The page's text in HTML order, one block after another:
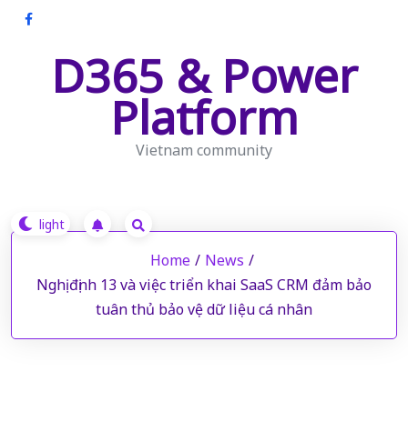
Skip
D365 & Power
Platform
Vietnam community
Home / News /
Nghị định 13 và việc triển khai SaaS CRM đảm bảo
tuân thủ bảo vệ dữ liệu cá nhân